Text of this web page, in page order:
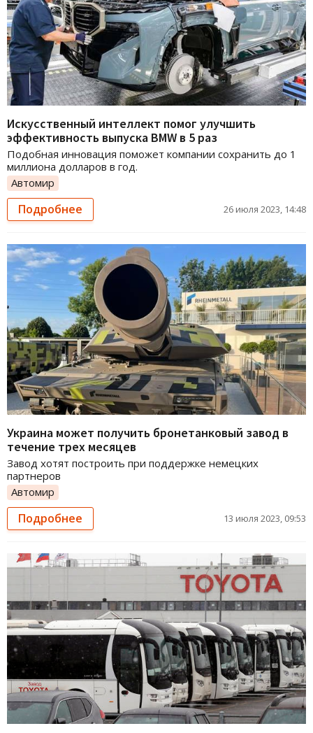
Искусственный интеллект помог улучшить
эффективность выпуска BMW в 5 раз
Подобная инновация поможет компании сохранить до 1
миллиона долларов в год.
Автомир
Подробнее 26 июля 2023, 14:48
Украина может получить бронетанковый завод в
течение трех месяцев
Завод хотят построить при поддержке немецких
партнеров
Автомир
Подробнее 13 июля 2023, 09:53